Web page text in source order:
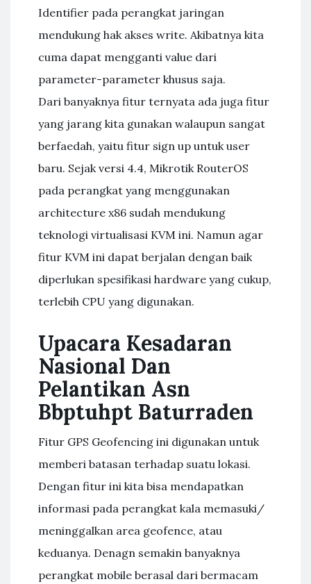
Identifier pada perangkat jaringan
mendukung hak akses write. Akibatnya kita
cuma dapat mengganti value dari
parameter-parameter khusus saja.
Dari banyaknya fitur ternyata ada juga fitur
yang jarang kita gunakan walaupun sangat
berfaedah, yaitu fitur sign up untuk user
baru. Sejak versi 4.4, Mikrotik RouterOS
pada perangkat yang menggunakan
architecture x86 sudah mendukung
teknologi virtualisasi KVM ini. Namun agar
fitur KVM ini dapat berjalan dengan baik
diperlukan spesifikasi hardware yang cukup,
terlebih CPU yang digunakan.
Upacara Kesadaran
Nasional Dan
Pelantikan Asn
Bbptuhpt Baturraden
Fitur GPS Geofencing ini digunakan untuk
memberi batasan terhadap suatu lokasi.
Dengan fitur ini kita bisa mendapatkan
informasi pada perangkat kala memasuki/
meninggalkan area geofence, atau
keduanya. Denagn semakin banyaknya
perangkat mobile berasal dari bermacam